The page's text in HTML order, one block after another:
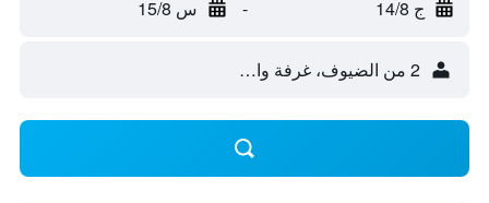
ج 14/8 - س 15/8
2 من الضيوف، غرفة واحدة